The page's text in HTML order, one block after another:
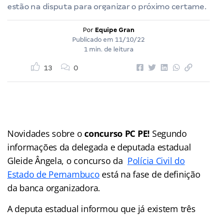
estão na disputa para organizar o próximo certame.
Por Equipe Gran
Publicado em 11/10/22
1 min. de leitura
13 0
Novidades sobre o concurso PC PE! Segundo
informações da delegada e deputada estadual
Gleide Ângela, o concurso da Polícia Civil do
Estado de Pernambuco está na fase de definição
da banca organizadora.
A deputa estadual informou que já existem três